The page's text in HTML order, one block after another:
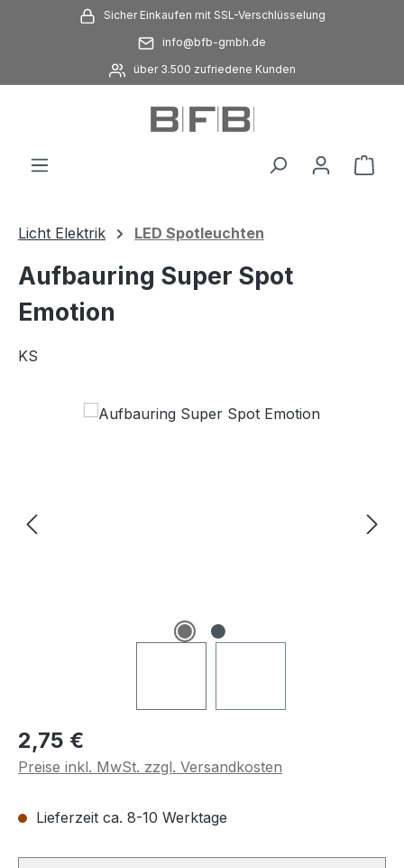
Zum Hauptinhalt springenSicher Einkaufen mit SSL-Verschlüsselung
info@bfb-gmbh.de
über 3.500 zufriedene Kunden
Licht Elektrik LED Spotleuchten
Aufbauring Super Spot
Emotion
KS
Regulärer Preis:
2,75 €
Preise inkl. MwSt. zzgl. Versandkosten
Lieferzeit ca. 8-10 Werktage